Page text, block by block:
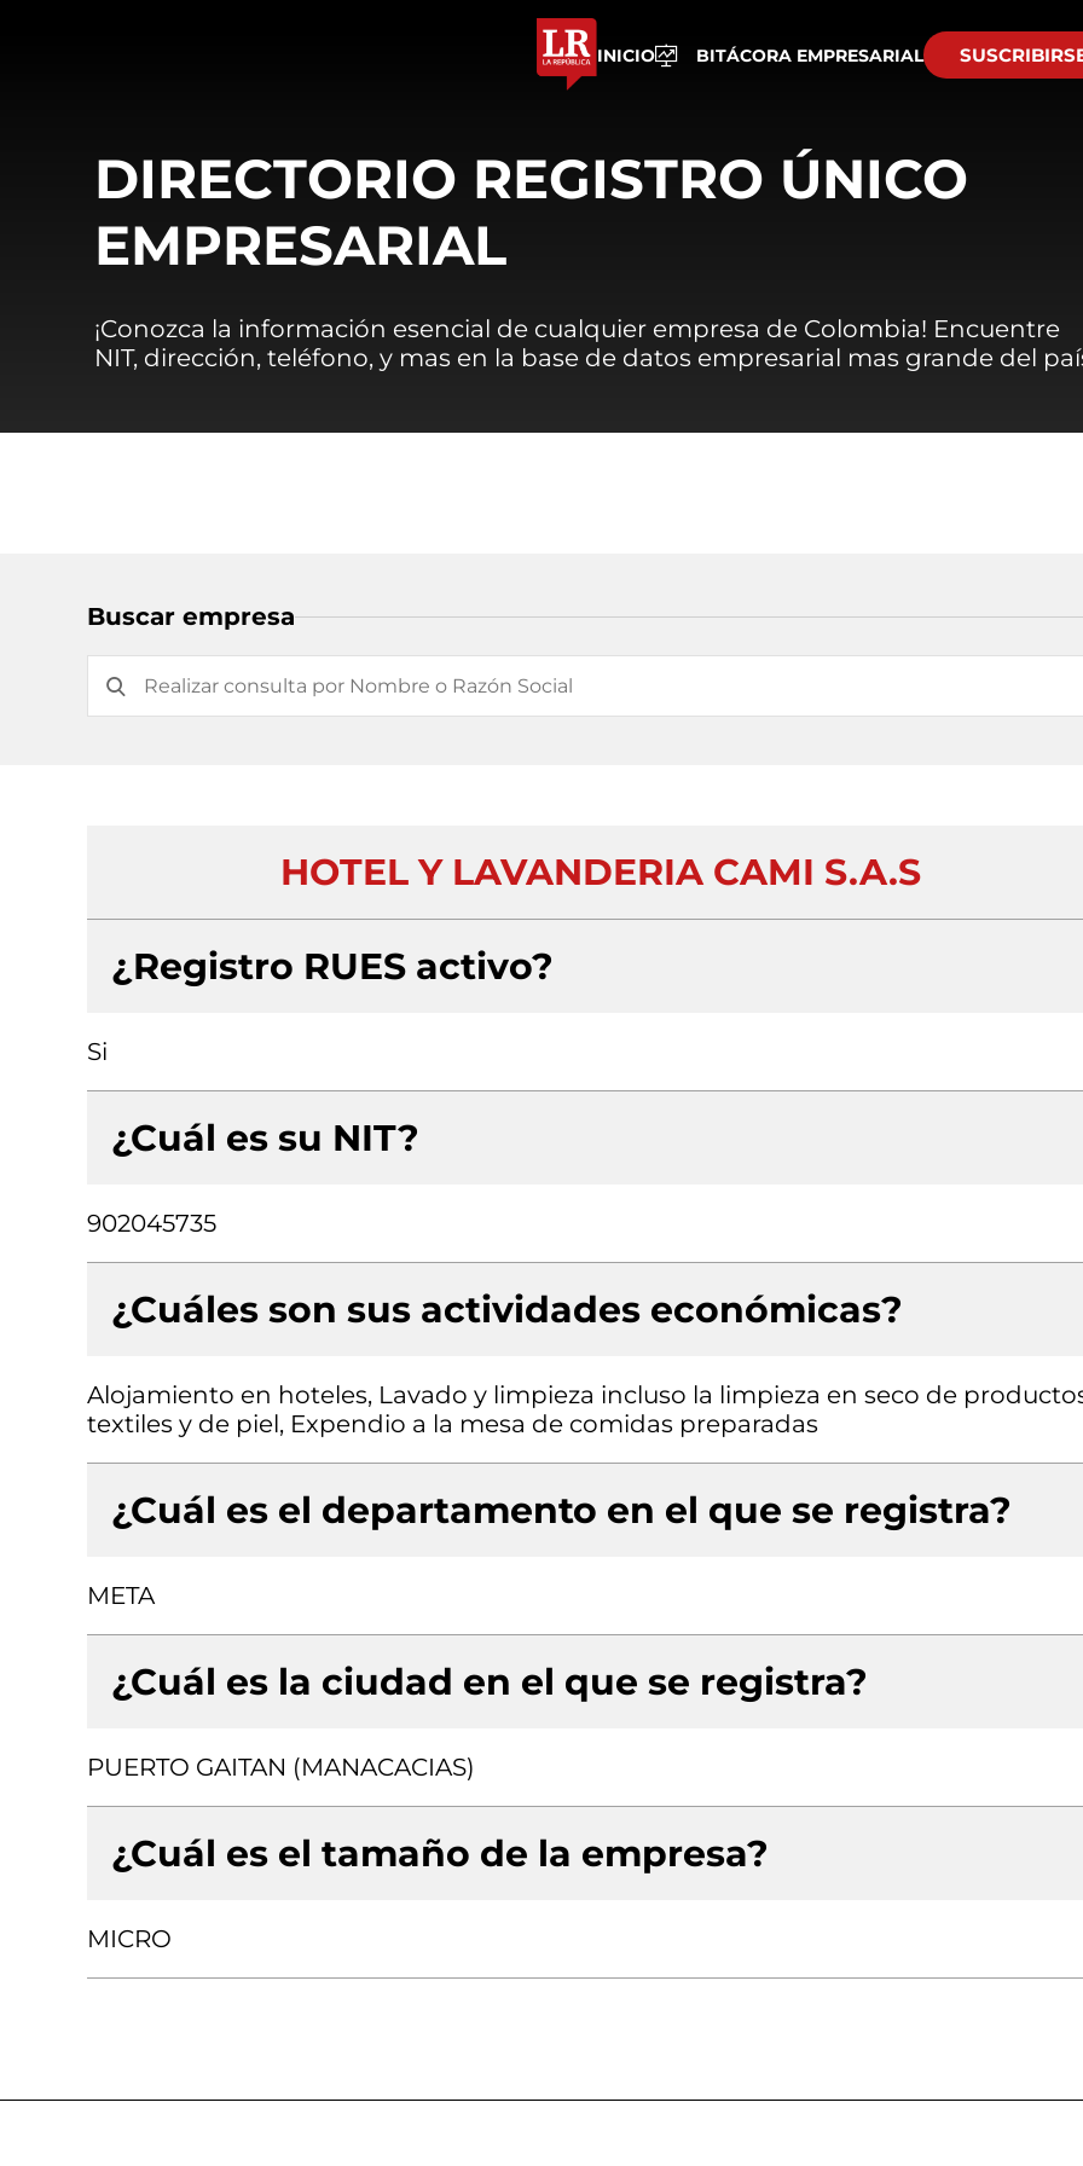
INICIO BITÁCORA EMPRESARIAL
DIRECTORIO REGISTRO ÚNICO
EMPRESARIAL
¡Conozca la información esencial de cualquier empresa de Colombia! Encuentre
NIT, dirección, teléfono, y mas en la base de datos empresarial mas grande del
Buscar empresa
HOTEL Y LAVANDERIA CAMI S.A.S
¿Registro RUES activo?
Si
¿Cuál es su NIT?
902045735
¿Cuáles son sus actividades económicas?
Alojamiento en hoteles, Lavado y limpieza incluso la limpieza en seco de
textiles y de piel, Expendio a la mesa de comidas preparadas
¿Cuál es el departamento en el que se registra?
META
¿Cuál es la ciudad en el que se registra?
PUERTO GAITAN (MANACACIAS)
¿Cuál es el tamaño de la empresa?
MICRO